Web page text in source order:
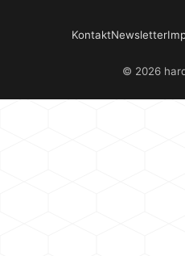
KontaktNewsletter
© 2026